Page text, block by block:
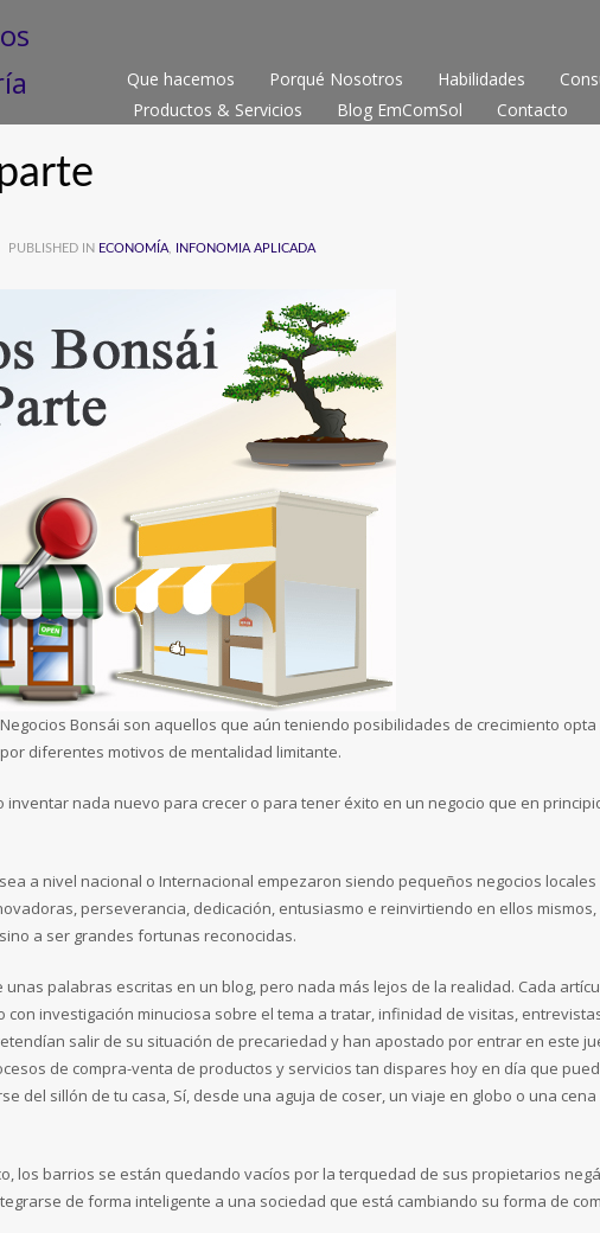
Que hacemos Porqué Nosotros Habilidades
Productos & Servicios
Blog EmComSol Contacto
PUBLISHED IN ECONOMÍA INFONOMIA APLICADA
Bonsái son aquellos que aún teniendo posibilidades de crecimiento
diferentes motivos de mentalidad limitante.
nada nuevo para crecer o para tener éxito en un negocio que en
a nivel nacional o Internacional empezaron siendo pequeños negocios
perseverancia, dedicación, entusiasmo e reinvirtiendo en ellos
a ser grandes fortunas reconocidas.
palabras escritas en un blog, pero nada más lejos de la realidad. Cada
investigación minuciosa sobre el tema a tratar, infinidad de visitas,
salir de su situación de precariedad y han apostado por entrar en este
de compra-venta de productos y servicios tan dispares hoy en día que
del sillón de tu casa, Sí, desde una aguja de coser, un viaje en globo o una
los barrios se están quedando vacíos por la terquedad de sus propietarios
de forma inteligente a una sociedad que está cambiando su forma de